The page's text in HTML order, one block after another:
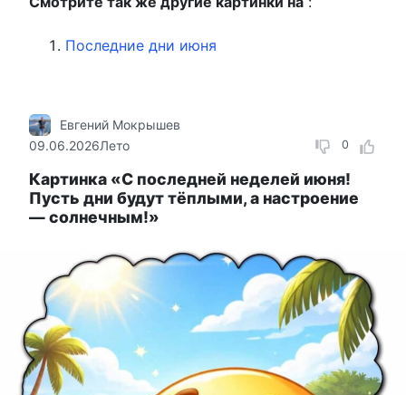
Последние дни июня
0
Евгений Мокрышев
09.06.2026Лето
Картинка «С последней неделей июня!
Пусть дни будут тёплыми, а настроение
— солнечным!»